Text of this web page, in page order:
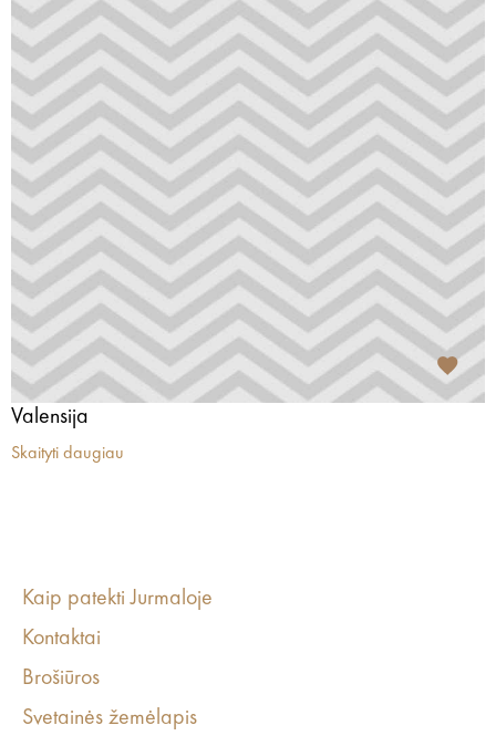
Valensija
Skaityti daugiau
Kaip patekti Jurmaloje
Kontaktai
Brošiūros
Svetainės žemėlapis